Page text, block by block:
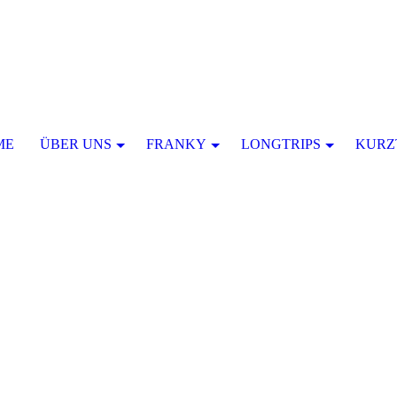
ÜBER UNS FRANKY LONGTRIPS